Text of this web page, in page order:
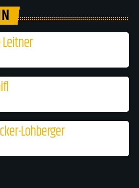
Lohberger